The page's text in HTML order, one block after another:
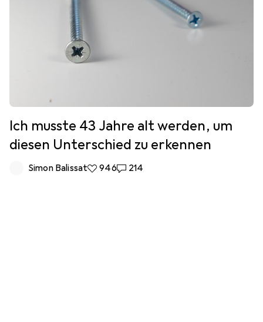
Ich musste 43 Jahre alt werden, um
diesen Unterschied zu erkennen
Simon Balissat946 Likes
946214 Kommentare
214